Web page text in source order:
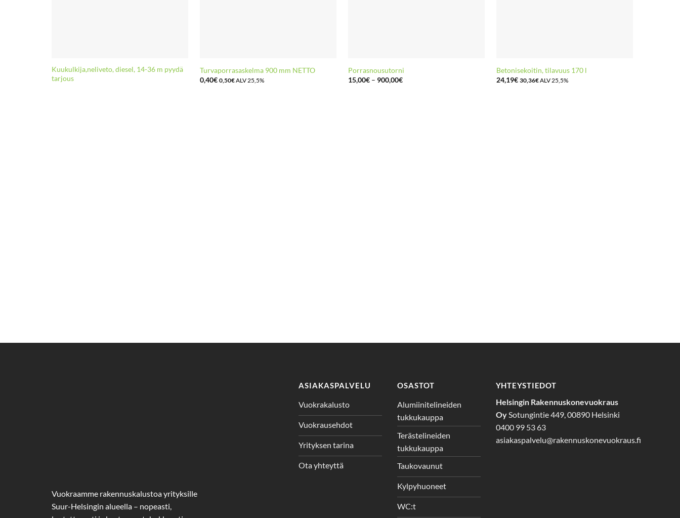
Kuukulkija,neliveto, diesel, 14-36 m pyydä
tarjous
Turvaporrasaskelma 900 mm NETTO
0,40€ 0,50€ALV 25,5%
Porrasnousutorni
15,00€ – 900,00€Hintaluokka:
Betonisekoitin, tilavuus 170 l
24,19€ 30,36€ALV 25,5%
Vuokraamme rakennuskalustoa yrityksille
Suur-Helsingin alueella – nopeasti,
ASIAKASPALVELU
Vuokrakalusto
Vuokrausehdot
Yrityksen tarina
Ota yhteyttä
OSASTOT
Alumiinitelineiden
tukkukauppa
Terästelineiden
tukkukauppa
Taukovaunut
Kylpyhuoneet
WC:t
YHTEYSTIEDOT
Helsingin Rakennuskonevuokraus
OySotungintie 449, 00890 Helsinki
0400 99 53 63
asiakaspalvelu@rakennuskonevuokraus.fi